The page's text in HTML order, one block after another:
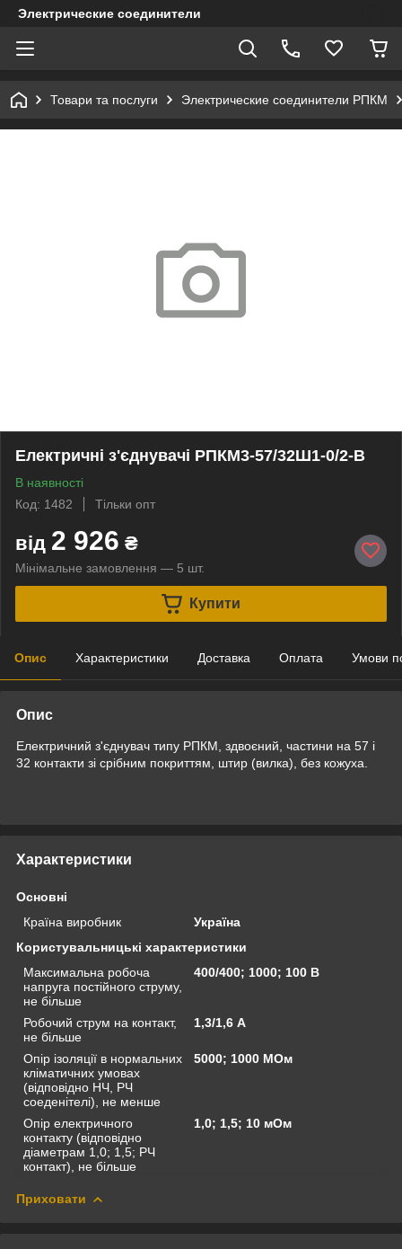
Электрические соединители
Товари та послуги Электрические соединители РПКМ
Електричні з'єднувачі РПКМ3-57/32Ш1-0/2-В
В наявності
Код: 1482
Тільки опт
від 2 926 ₴
Мінімальне замовлення — 5 шт.
Купити
Опис Характеристики Доставка Оплата Умови
Опис
Електричний з'єднувач типу РПКМ, здвоєний, частини на 57 і
32 контакти зі срібним покриттям, штир (вилка), без кожуха.
Характеристики
Основні
Країна виробник
Україна
Користувальницькі характеристики
Максимальна робоча
напруга постійного струму,
не більше
400/400; 1000; 100 В
Робочий струм на контакт,
не більше
1,3/1,6 А
Опір ізоляції в нормальних
кліматичних умовах
(відповідно НЧ, РЧ
соеденітелі), не менше
5000; 1000 МОм
Опір електричного
контакту (відповідно
діаметрам 1,0; 1,5; РЧ
контакт), не більше
1,0; 1,5; 10 мОм
Приховати